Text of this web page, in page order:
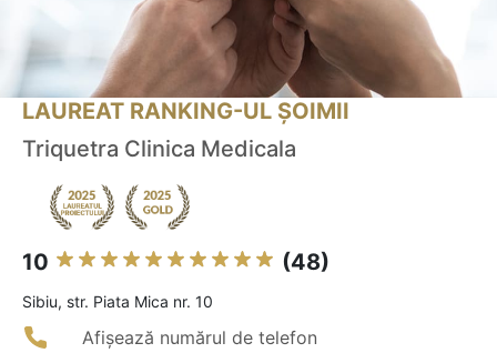
LAUREAT RANKING-UL ȘOIMII
Triquetra Clinica Medicala
10 (48)
Sibiu, str. Piata Mica nr. 10
Afișează numărul de telefon